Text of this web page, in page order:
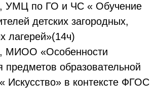
УМЦ по ГО и ЧС « Обучение
детских загородных,
лагерей»(14ч)
МИОО «Особенности
предметов образовательной
Искусство» в контексте ФГОС